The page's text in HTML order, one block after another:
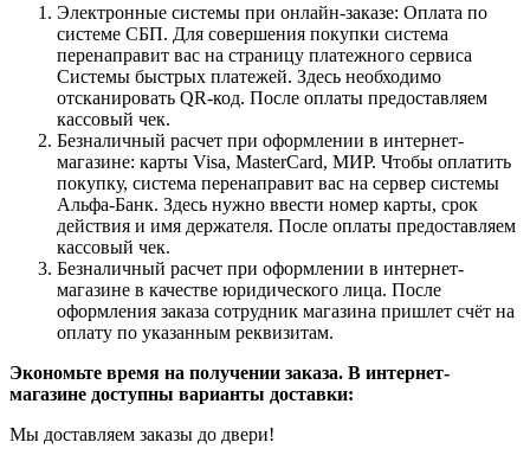
Электронные системы при онлайн-заказе: Оплата по
системе СБП. Для совершения покупки система
перенаправит вас на страницу платежного сервиса
Системы быстрых платежей. Здесь необходимо
отсканировать QR-код. После оплаты предоставляем
кассовый чек.
Безналичный расчет при оформлении в интернет-
магазине: карты Visa, MasterCard, МИР. Чтобы оплатить
покупку, система перенаправит вас на сервер системы
Альфа-Банк. Здесь нужно ввести номер карты, срок
действия и имя держателя. После оплаты предоставляем
кассовый чек.
Безналичный расчет при оформлении в интернет-
магазине в качестве юридического лица. После
оформления заказа сотрудник магазина пришлет счёт на
оплату по указанным реквизитам.
Экономьте время на получении заказа. В интернет-
магазине доступны варианты доставки:
Мы доставляем заказы до двери!